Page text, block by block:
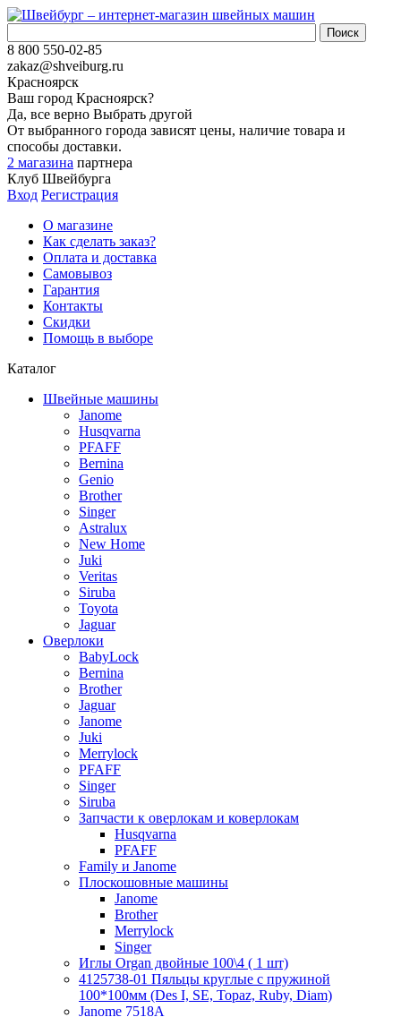
8 800 550-02-85
zakaz@shveiburg.ru
Красноярск
Ваш город Красноярск?
Да, все верно Выбрать другой
От выбранного города зависят цены, наличие товара и
способы доставки.
2 магазина партнера
Клуб Швейбурга
Вход Регистрация
О магазине
Как сделать заказ?
Оплата и доставка
Самовывоз
Гарантия
Контакты
Скидки
Помощь в выборе
Каталог
Швейные машины
Janome
Husqvarna
PFAFF
Bernina
Genio
Brother
Singer
Astralux
New Home
Juki
Veritas
Siruba
Toyota
Jaguar
Оверлоки
BabyLock
Bernina
Brother
Jaguar
Janome
Juki
Merrylock
PFAFF
Singer
Siruba
Запчасти к оверлокам и коверлокам
Husqvarna
PFAFF
Family и Janome
Плоскошовные машины
Janome
Brother
Merrylock
Singer
Иглы Organ двойные 100\4 ( 1 шт)
4125738-01 Пяльцы круглые с пружиной
100*100мм (Des I, SE, Topaz, Ruby, Diam)
Janome 7518A